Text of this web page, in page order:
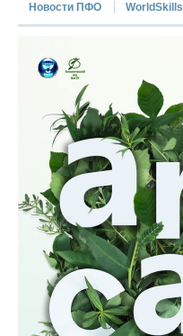
Новости ПФО WorldSkills